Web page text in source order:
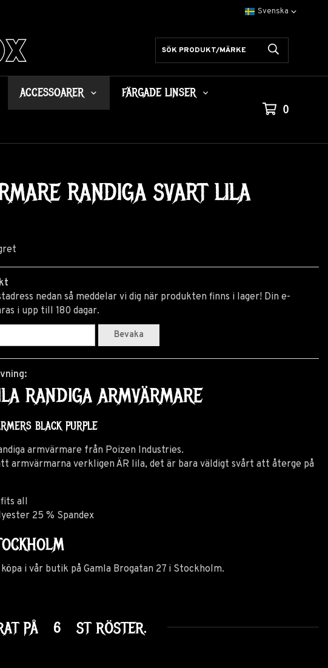
ACCESSOARER FÄRGADE LINSER
0
RANDIGA SVART LILA
nedan så meddelar vi dig när produkten finns i lager! Din e-
i upp till 180 dagar.
Bevaka
RANDIGA ARMVÄRMARE
BLACK PURPLE
armvärmare från Poizen Industries.
armvärmarna verkligen ÄR lila, det är bara väldigt svårt att återge på
all
25 % Spandex
i vår butik på Gamla Brogatan 27 i Stockholm.
PÅ 6 ST RÖSTER.